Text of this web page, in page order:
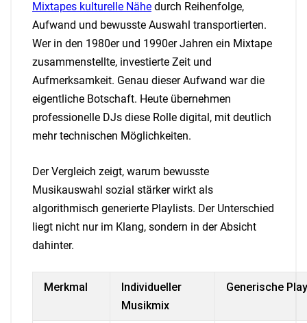
Mixtapes kulturelle Nähe durch Reihenfolge,
Aufwand und bewusste Auswahl transportierten.
Wer in den 1980er und 1990er Jahren ein Mixtape
zusammenstellte, investierte Zeit und
Aufmerksamkeit. Genau dieser Aufwand war die
eigentliche Botschaft. Heute übernehmen
professionelle DJs diese Rolle digital, mit deutlich
mehr technischen Möglichkeiten.
Der Vergleich zeigt, warum bewusste
Musikauswahl sozial stärker wirkt als
algorithmisch generierte Playlists. Der Unterschied
liegt nicht nur im Klang, sondern in der Absicht
dahinter.
Merkmal
Individueller
Musikmix
Generische